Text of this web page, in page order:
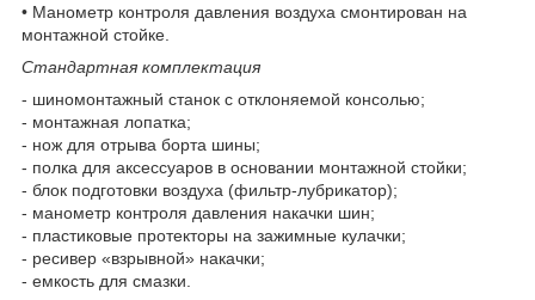
• Манометр контроля давления воздуха смонтирован на
монтажной стойке.
Стандартная комплектация
- шиномонтажный станок с отклоняемой консолью;
- монтажная лопатка;
- нож для отрыва борта шины;
- полка для аксессуаров в основании монтажной стойки;
- блок подготовки воздуха (фильтр-лубрикатор);
- манометр контроля давления накачки шин;
- пластиковые протекторы на зажимные кулачки;
- ресивер «взрывной» накачки;
- емкость для смазки.